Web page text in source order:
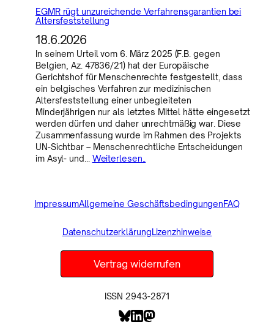
EGMR rügt unzureichende Verfahrensgarantien bei
Altersfeststellung
18.6.2026
In seinem Urteil vom 6. März 2025 (F.B. gegen
Belgien, Az. 47836/21) hat der Europäische
Gerichtshof für Menschenrechte festgestellt, dass
ein belgisches Verfahren zur medizinischen
Altersfeststellung einer unbegleiteten
Minderjährigen nur als letztes Mittel hätte eingesetzt
werden dürfen und daher unrechtmäßig war. Diese
Zusammenfassung wurde im Rahmen des Projekts
UN-Sichtbar – Menschenrechtliche Entscheidungen
im Asyl- und… Weiterlesen..
ImpressumAllgemeine GeschäftsbedingungenFAQ
DatenschutzerklärungLizenzhinweise
Vertrag widerrufen
ISSN 2943-2871